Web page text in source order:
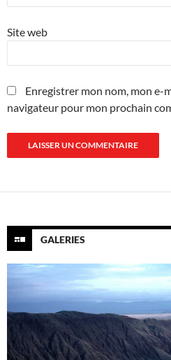
Site web
Enregistrer mon nom, mon e-
navigateur pour mon prochain
GALERIES